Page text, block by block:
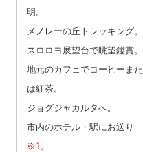
明。
メノレーの丘トレッキング。
スロロヨ展望台で眺望鑑賞。
地元のカフェでコーヒーまた
は紅茶。
ジョグジャカルタへ。
市内のホテル・駅にお送り
※1 。